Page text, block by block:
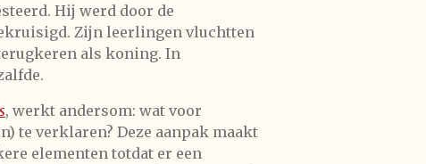
Hij werd door de
Zijn leerlingen vluchtten
als koning. In
, werkt andersom: wat voor
te verklaren? Deze aanpak maakt
elementen totdat er een